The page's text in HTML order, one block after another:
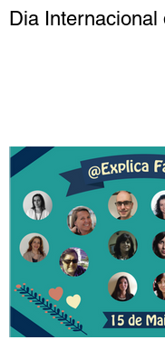
Dia Internacional